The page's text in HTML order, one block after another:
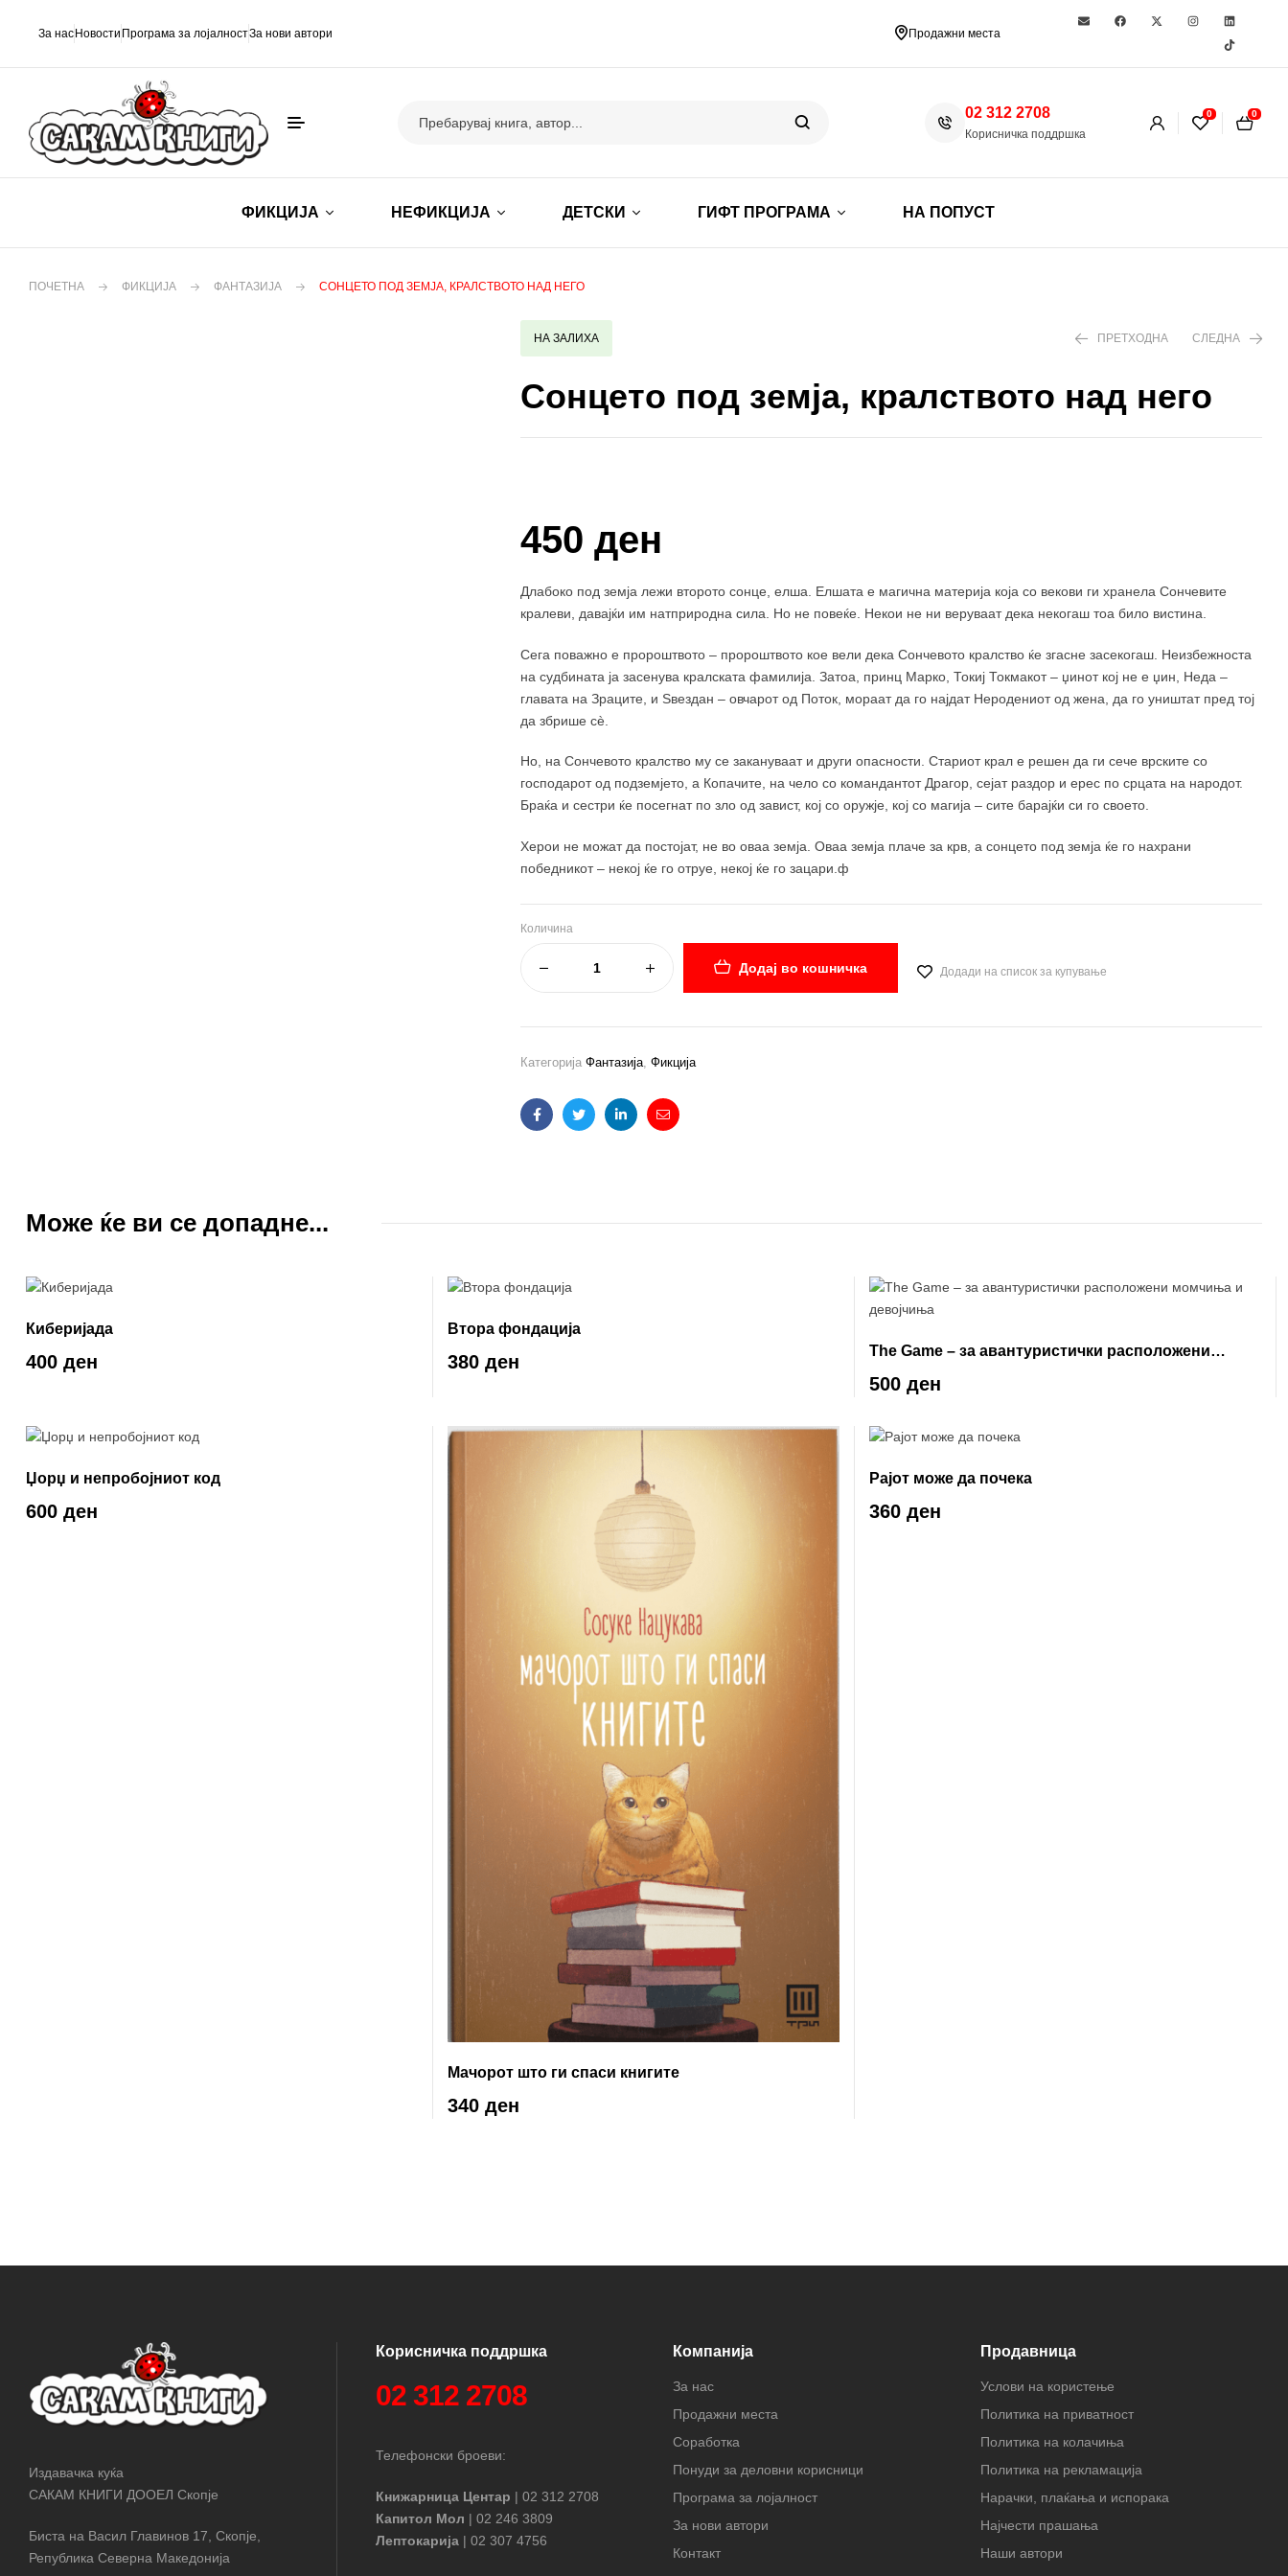
За нас Новости Програма за лојалностЗа нови автори Продажни места
02 312 2708
Корисничка поддршка
0 0
ФИКЦИЈА НЕФИКЦИЈА ДЕТСКИ ГИФТ ПРОГРАМА НА ПОПУСТ
ПОЧЕТНА ФИКЦИЈА ФАНТАЗИЈА СОНЦЕТО ПОД ЗЕМЈА, КРАЛСТВОТО НАД НЕГО
НА ЗАЛИХА ПРЕТХОДНА СЛЕДНА
Сонцето под земја, кралството над него
450 ден
Длабоко под земја лежи второто сонце, елша. Елшата е магична материја која со векови ги хранела Сончевите
кралеви, давајќи им натприродна сила. Но не повеќе. Некои не ни веруваат дека некогаш тоа било вистина.
Сега поважно е пророштвото – пророштвото кое вели дека Сончевото кралство ќе згасне засекогаш. Неизбежноста
на судбината ја засенува кралската фамилија. Затоа, принц Марко, Токиј Токмакот – џинот кој не е џин, Неда –
главата на Зраците, и Ѕвездан – oвчарот од Поток, мораат да го најдат Неродениот од жена, да го уништат пред тој
да збрише сè.
Но, на Сончевото кралство му се закануваат и други опасности. Стариот крал е решен да ги сече врските со
господарот од подземјето, а Копачите, на чело со командантот Драгор, сејат раздор и ерес по срцата на народот.
Браќа и сестри ќе посегнат по зло од завист, кој со оружје, кој со магија – сите барајќи си го своето.
Херои не можат да постојат, не во оваа земја. Oваа земја плаче за крв, а сонцето под земја ќе го нахрани
победникот – некој ќе го отруе, некој ќе го зацари.ф
Количина
Додај во кошничка Додади на список за купување
Категорија Фантазија, Фикција
FacebookTwitterLinkedinEmail
Може ќе ви се допадне...
Киберијада
400 ден
Втора фондација
380 ден
The Game – за авантуристички расположени
момчиња и девојчиња
500 ден
Џорџ и непробојниот код
600 ден
Мачорот што ги спаси книгите
340 ден
Рајот може да почека
360 ден
Издавачка куќа
САКАМ КНИГИ ДООЕЛ Скопје
Биста на Васил Главинов 17, Скопје,
Република Северна Македонија
Корисничка поддршка
02 312 2708
Телефонски броеви:
Книжарница Центар | 02 312 2708
Капитол Мол | 02 246 3809
Лептокарија | 02 307 4756
Компанија
За нас
Продажни места
Соработка
Понуди за деловни корисници
Програма за лојалност
За нови автори
Контакт
Продавница
Услови на користење
Политика на приватност
Политика на колачиња
Политика на рекламација
Нарачки, плаќања и испорака
Најчести прашања
Наши автори